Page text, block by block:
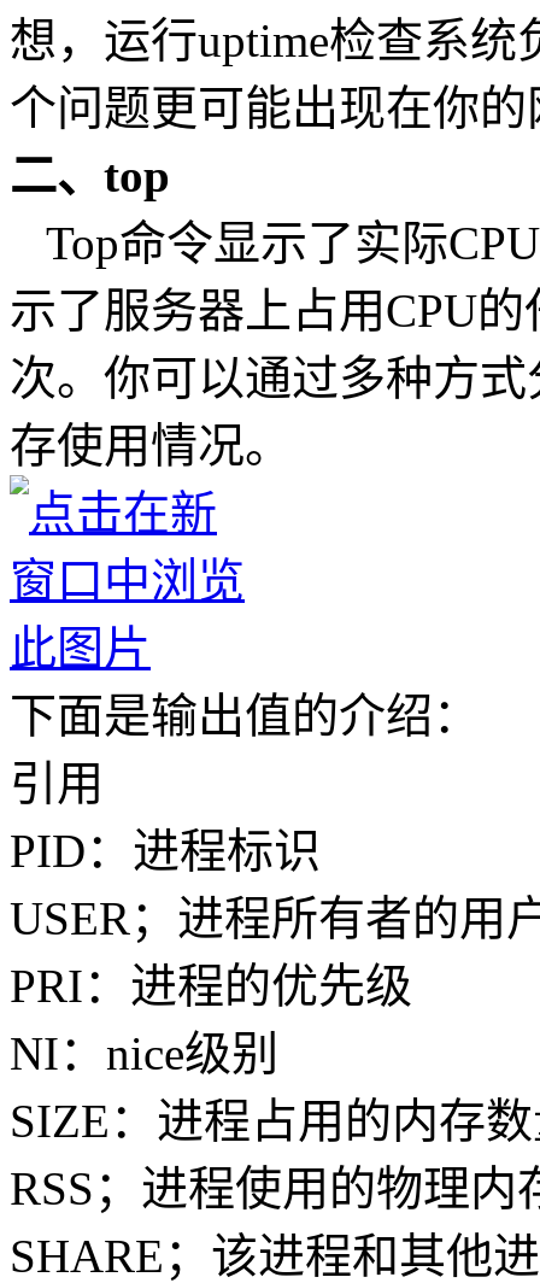
想，运行uptime检查系
个问题更可能出现在你
二、top
Top命令显示了实际
示了服务器上占用CPU
次。你可以通过多种方
存使用情况。
下面是输出值的介绍：
引用
PID：进程标识
USER；进程所有者的用
PRI：进程的优先级
NI：nice级别
SIZE：进程占用的内存
RSS；进程使用的物理内
SHARE；该进程和其他